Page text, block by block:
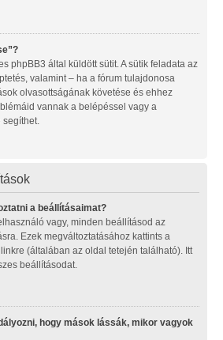
phpBB3 által küldött sütit. A sütik feladata az
valamint – ha a fórum tulajdonosa
olvasottságának követése és ehhez
vannak a belépéssel vagy a
a beállításaimat?
vagy, minden beállításod az
Ezek megváltoztatásához kattints a
(általában az oldal tetején található). Itt
beállításodat.
hogy mások lássák, mikor vagyok